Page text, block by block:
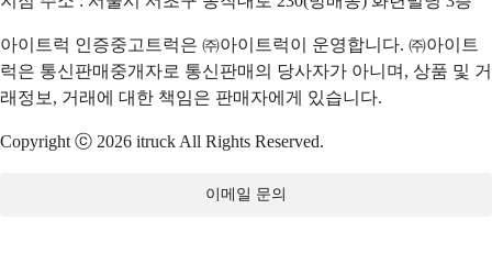
아이트럭 인증중고트럭은 ㈜아이트럭이 운영합니다. ㈜아이트
럭은 통신판매중개자로 통신판매의 당사자가 아니며, 상품 및 거
래정보, 거래에 대한 책임은 판매자에게 있습니다.
Copyright ⓒ 2026 itruck All Rights Reserved.
이메일 문의